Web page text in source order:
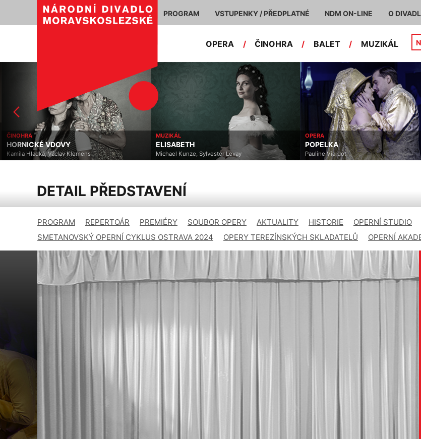
PROGRAM VSTUPENKY / PŘEDPLATNÉ NDM ON-LINE O
OPERA / ČINOHRA / BALET / MUZIKÁL
ČINOHRA
HORNICKÉ VDOVY
Kamila Hladká, Václav Klemens
MUZIKÁL
ELISABETH
Michael Kunze, Sylvester Levay
OPERA
POPELKA
Pauline Viardot
DETAIL PŘEDSTAVENÍ
PROGRAM REPERTOÁR PREMIÉRY SOUBOR OPERY AKTUALITY HISTORIE OPERNÍ STUDIO
SMETANOVSKÝ OPERNÍ CYKLUS OSTRAVA 2024
OPERY TEREZÍNSKÝCH SKLADATELŮ OPERNÍ